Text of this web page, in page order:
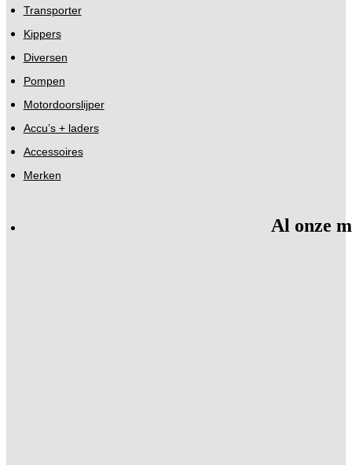
Transporter
Kippers
Diversen
Pompen
Motordoorslijper
Accu’s + laders
Accessoires
Merken
Al onze